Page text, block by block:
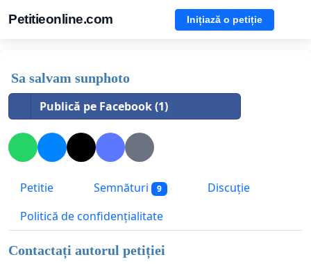
Petitieonline.com Inițiază o petiție
Sa salvam sunphoto
Publică pe Facebook (1)
Petitie Semnături 9
Discuție
Politică de confidențialitate
Contactați autorul petiției